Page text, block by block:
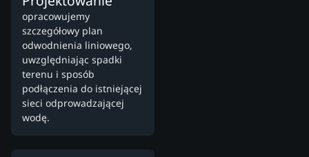
opracowujemy
szczegółowy plan
odwodnienia liniowego,
uwzględniając spadki
terenu i sposób
podłączenia do istniejącej
sieci odprowadzającej
wodę.